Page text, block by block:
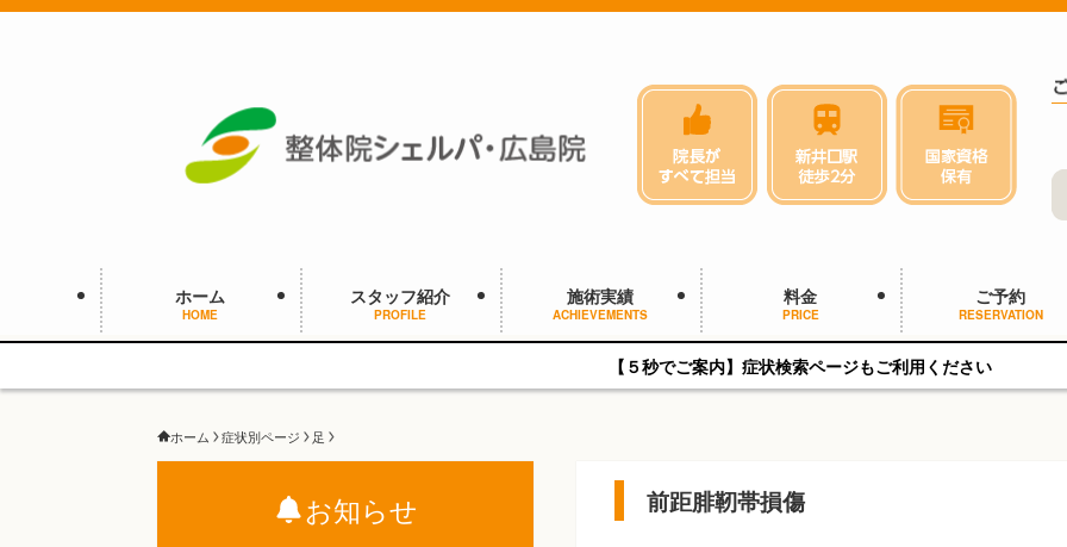
ホーム
HOME
スタッフ紹介
PROFILE
施術実績
ACHIEVEMENTS
料金
PRICE
ご予約
RESERVATION
【５秒でご案内】症状検索ページもご利用ください
ホーム 症状別ページ 足
前距腓靭帯損傷
お知らせ